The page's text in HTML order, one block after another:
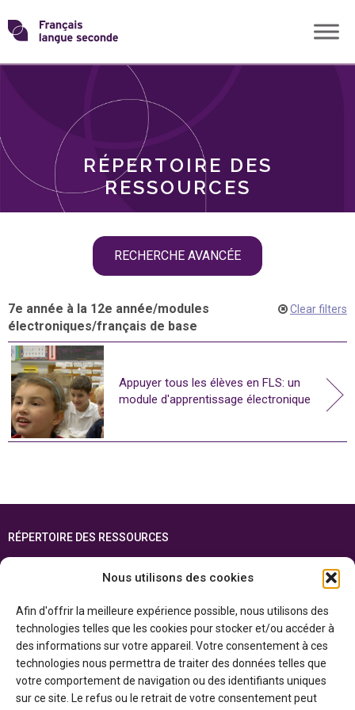
Nous utilisons des cookies
Afin d'offrir la meilleure expérience possible, nous utilisons des
technologies telles que les cookies pour stocker et/ou accéder à
des informations sur votre appareil. Votre consentement à ces
technologies nous permettra de traiter des données telles que
votre comportement de navigation ou des identifiants uniques
sur ce site. Le refus ou le retrait de votre consentement peut
Skip
toTransformons
langue
RÉPERTOIRE DES
RESSOURCES
RECHERCHE AVANCÉE
THÈMES
7e année à la 12e année/modules
électroniques/français de base
Clear filters
Appuyer tous les élèves en FLS: un
module d'apprentissage électronique
RÉPERTOIRE DES RESSOURCES
ENGLISH
Cette ressource est réalisée grâce au soutien financier du gouvernement de
l’Ontario et du gouvernement duCanada par l’entremise du ministère du
Patrimoine canadien